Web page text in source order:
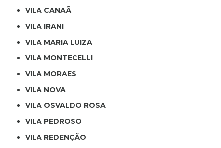
VILA CANAÃ
VILA IRANI
VILA MARIA LUIZA
VILA MONTECELLI
VILA MORAES
VILA NOVA
VILA OSVALDO ROSA
VILA PEDROSO
VILA REDENÇÃO